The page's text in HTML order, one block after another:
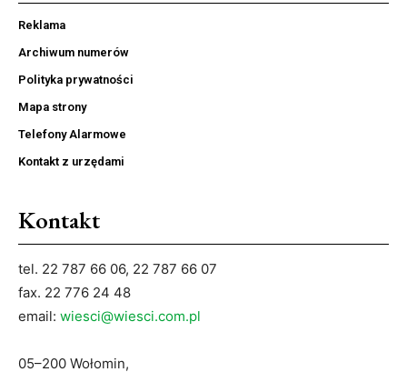
Reklama
Archiwum numerów
Polityka prywatności
Mapa strony
Telefony Alarmowe
Kontakt z urzędami
Kontakt
tel. 22 787 66 06, 22 787 66 07
fax. 22 776 24 48
email: wiesci@wiesci.com.pl
05–200 Wołomin,